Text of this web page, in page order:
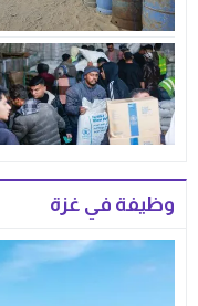
وظيفة في غزة